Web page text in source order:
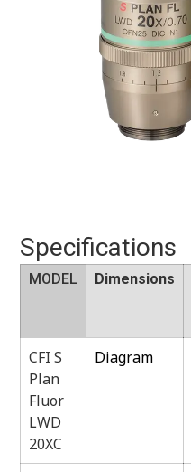
Specifications
MODEL Dimensions
CFI S
Plan
Fluor
LWD
20XC
Diagram